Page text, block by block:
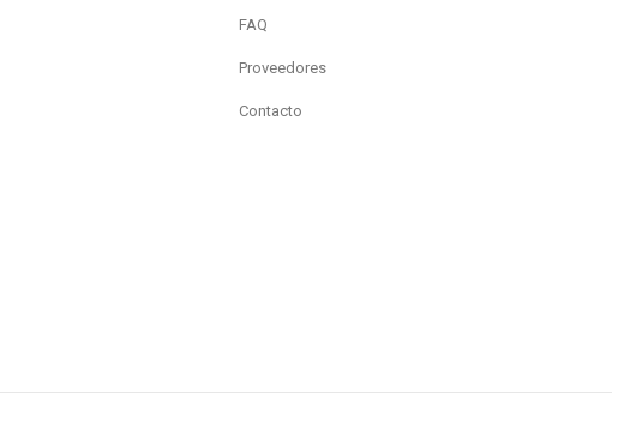
FAQ
Proveedores
Contacto